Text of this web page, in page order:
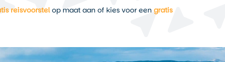
reisvoorstelop maat aan of kies voor een gratis